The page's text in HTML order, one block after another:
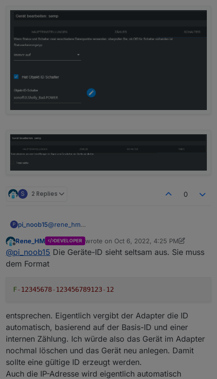
S 2 Replies 0
P pi_noob15@rene_hm
unter IP Adresse muss die Iobroker Adresse rein ?
Hab jetzt mal die lokale IoBroker IP eingetragen... im
SMA Sunny Portal erhalte ich folgenden Fehler
Egal was ich ändere die Fehlermeldung im SMA
eingeschaltet wird automatisch steuern lassen.
Offline
Rene_HM DEVELOPER wrote on Oct 6, 2022, 4:25 PM
last edited by Rene_HMOct 6, 2022, 6:27
@pi_noob15 Die Geräte-ID sieht seltsam aus. Sie muss
dem Format
F-12345678-123456789123-12
entsprechen. Eigentlich vergibt der Adapter die ID
automatisch, basierend auf der Basis-ID und einer
internen Zählung. Ich würde also das Gerät im Adapter
nochmal löschen und das Gerät neu anlegen. Damit
sollte eine gültige ID erzeugt werden.
Auch die IP-Adresse wird eigentlich automatisch